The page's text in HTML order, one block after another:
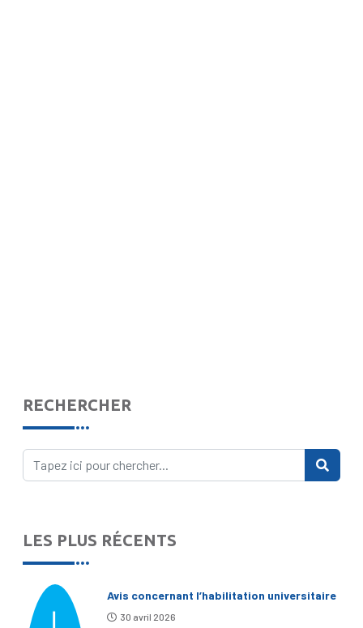
RECHERCHER
LES PLUS RÉCENTS
Avis concernant l’habilitation universitaire
30 avril 2026